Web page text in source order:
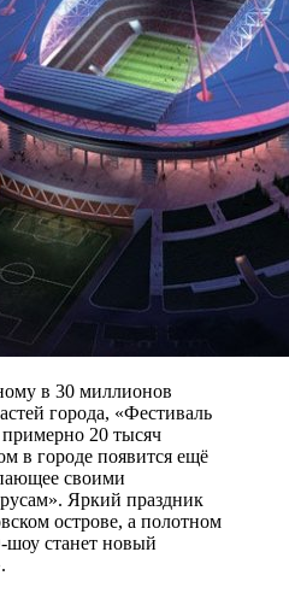
в 30 миллионов
города, «Фестиваль
примерно 20 тысяч
в городе появится ещё
своими
Яркий праздник
острове, а полотном
шоу станет новый